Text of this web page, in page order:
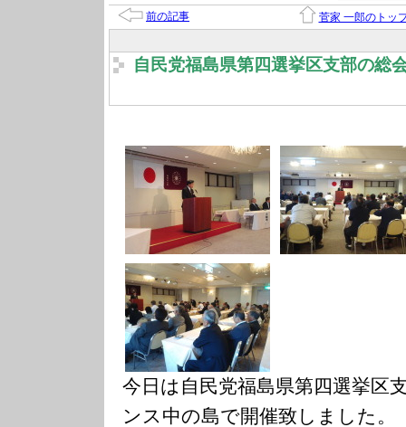
前の記事 菅家 一郎のトッ
自民党福島県第四選挙区支部の総
今日は自民党福島県第四選挙区
ンス中の島で開催致しました。